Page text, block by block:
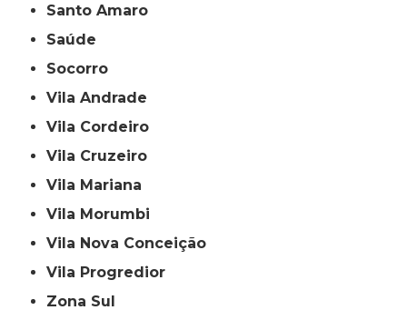
Santo Amaro
Saúde
Socorro
Vila Andrade
Vila Cordeiro
Vila Cruzeiro
Vila Mariana
Vila Morumbi
Vila Nova Conceição
Vila Progredior
Zona Sul